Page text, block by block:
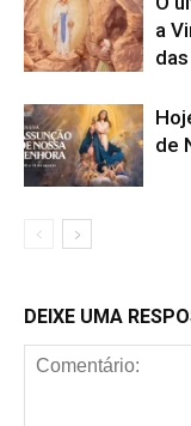
a
de
DEIXE UMA